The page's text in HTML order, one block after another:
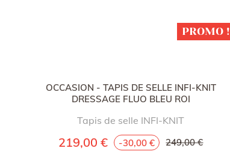
PROMO !
OCCASION - TAPIS DE SELLE INFI-KNIT
DRESSAGE FLUO BLEU ROI
Tapis de selle INFI-KNIT
219,00 € -30,00 € 249,00 €